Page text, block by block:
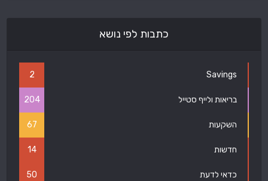
כתבות לפי נושא
Savings
2
בריאות ולייף סטייל 204
השקעות 67
חדשות 14
כדאי לדעת 50